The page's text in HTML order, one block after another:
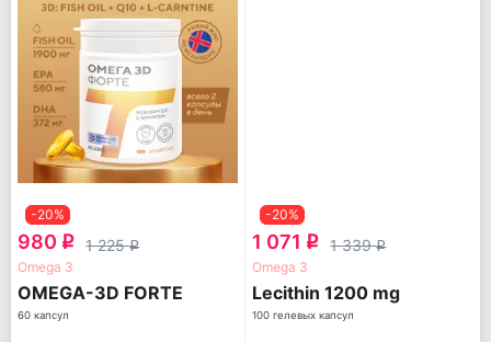
-20%
980 q 1 225q
Omega 3
OMEGA-3D FORTE
60 капсул
-20%
1 071 q 1 339q
Omega 3
Lecithin 1200 mg
100 гелевых капсул